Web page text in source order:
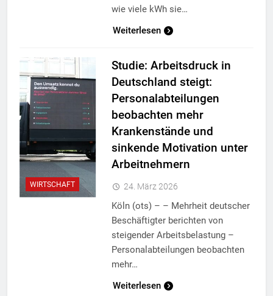
wie viele kWh sie…
Weiterlesen
WIRTSCHAFT
Studie: Arbeitsdruck in
Deutschland steigt:
Personalabteilungen
beobachten mehr
Krankenstände und
sinkende Motivation unter
Arbeitnehmern
24. März 2026
Köln (ots) – – Mehrheit deutscher
Beschäftigter berichten von
steigender Arbeitsbelastung –
Personalabteilungen beobachten
mehr…
Weiterlesen